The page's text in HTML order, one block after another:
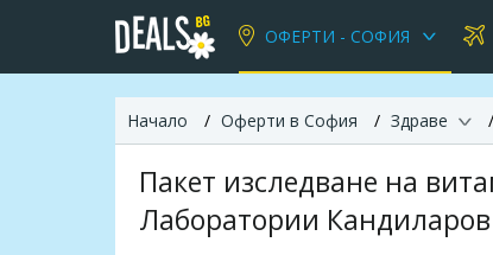
ОФЕРТИ - СОФИЯ
Начало Оферти в София Здраве
Пакет изследване на
Лаборатории Кандиларов